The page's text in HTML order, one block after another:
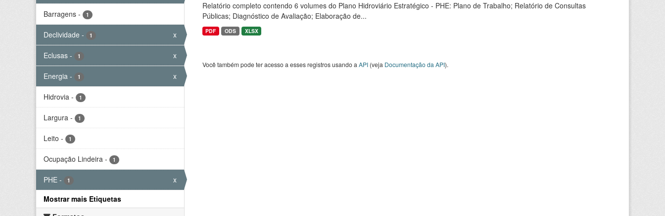
Barragens - 1
Declividade - 1 x
Eclusas - 1 x
Energia - 1 x
Hidrovia - 1
Largura - 1
Leito - 1
Ocupação Lindeira - 1
PHE - 1
x
Mostrar mais Etiquetas
Relatório completo contendo 6 volumes do Plano Hidroviário Estratégico - PHE: Plano de Trabalho; Relatório de Consultas
Públicas; Diagnóstico de Avaliação; Elaboração de...
PDF ODS XLSX
Você também pode ter acesso a esses registros usando a API(veja Documentação da API).